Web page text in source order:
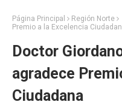
Página Principal Región Norte
Premio a la Excelencia
Doctor
agradece
Ciudadana